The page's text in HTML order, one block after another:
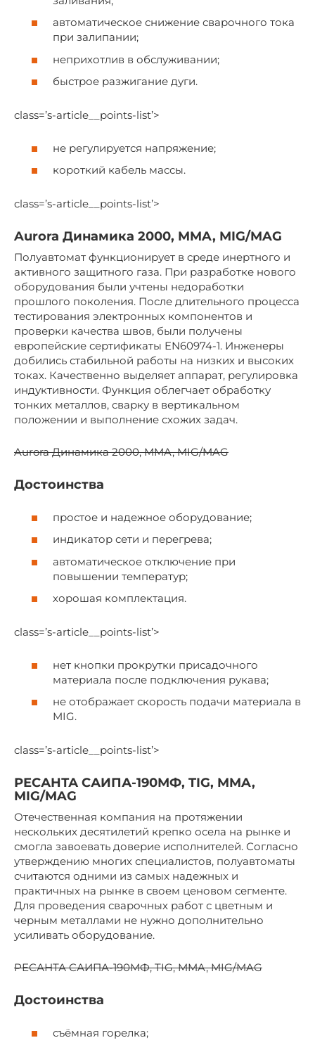
автоматическое снижение сварочного тока
при залипании;
неприхотлив в обслуживании;
быстрое разжигание дуги.
class=’s-article__points-list’>
не регулируется напряжение;
короткий кабель массы.
class=’s-article__points-list’>
Aurora Динамика 2000, MMA, MIG/MAG
Полуавтомат функционирует в среде инертного и
активного защитного газа. При разработке нового
оборудования были учтены недоработки
прошлого поколения. После длительного процесса
тестирования электронных компонентов и
проверки качества швов, были получены
европейские сертификаты EN60974-1. Инженеры
добились стабильной работы на низких и высоких
токах. Качественно выделяет аппарат, регулировка
индуктивности. Функция облегчает обработку
тонких металлов, сварку в вертикальном
положении и выполнение схожих задач.
Aurora Динамика 2000, MMA, MIG/MAG
Достоинства
простое и надежное оборудование;
индикатор сети и перегрева;
автоматическое отключение при
повышении температур;
хорошая комплектация.
class=’s-article__points-list’>
нет кнопки прокрутки присадочного
материала после подключения рукава;
не отображает скорость подачи материала в
MIG.
class=’s-article__points-list’>
РЕСАНТА САИПА-190МФ, TIG, MMA,
MIG/MAG
Отечественная компания на протяжении
нескольких десятилетий крепко осела на рынке и
смогла завоевать доверие исполнителей. Согласно
утверждению многих специалистов, полуавтоматы
считаются одними из самых надежных и
практичных на рынке в своем ценовом сегменте.
Для проведения сварочных работ с цветным и
черным металлами не нужно дополнительно
усиливать оборудование.
РЕСАНТА САИПА-190МФ, TIG, MMA, MIG/MAG
Достоинства
съёмная горелка;